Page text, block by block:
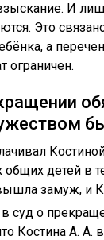
И
Это
а
ограничен.
детей в
замуж, и
суд о
Костина А.